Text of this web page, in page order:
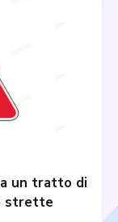
un tratto di
strette